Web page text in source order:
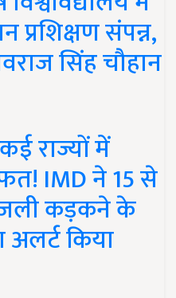
प्रशिक्षण संपन्न,
सिंह चौहान
राज्यों में
IMD ने 15 से
कड़कने के
किया